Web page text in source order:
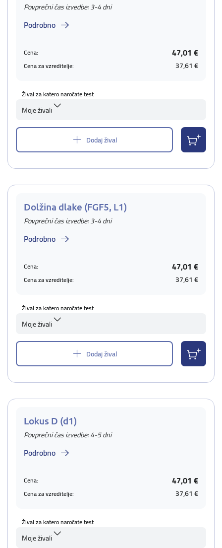
Povprečni čas izvedbe: 3-4 dni
Podrobno
Cena: 47,01 €
Cena za vzreditelje: 37,61 €
Žival za katero naročate test
Moje živali
Dodaj žival
Dolžina dlake (FGF5, L1)
Povprečni čas izvedbe: 3-4 dni
Podrobno
Cena: 47,01 €
Cena za vzreditelje: 37,61 €
Žival za katero naročate test
Moje živali
Dodaj žival
Lokus D (d1)
Povprečni čas izvedbe: 4-5 dni
Podrobno
Cena: 47,01 €
Cena za vzreditelje: 37,61 €
Žival za katero naročate test
Moje živali